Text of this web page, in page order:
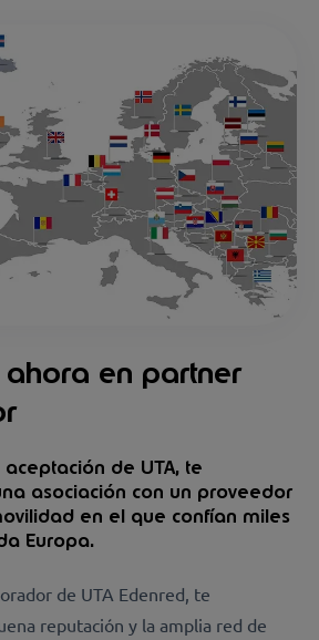
ahora en partner
de UTA, te
asociación con un proveedor
en el que confían miles
Europa.
de UTA Edenred, te
reputación y la amplia red de